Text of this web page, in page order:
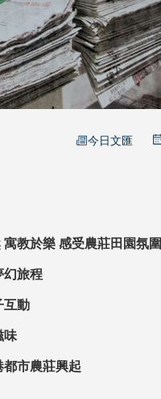
今日文匯
【旅遊生活】親近自然 寓教於樂 感受農莊田園氛圍
幻旅程
互動
味
生機盎然 香港都市農莊興起